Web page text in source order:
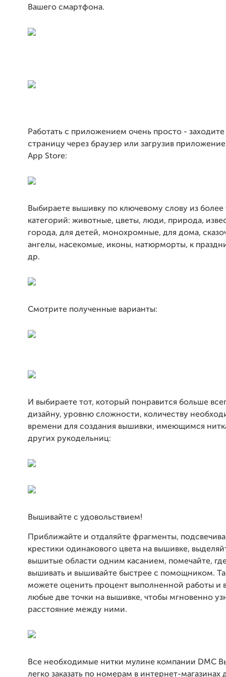
Вашего смартфона.
Работать с приложением очень просто - заходите
страницу через браузер или загрузив
App Store:
Выбираете вышивку по ключевому слову из более
категорий: животные, цветы, люди, природа,
города, для детей, монохромные, для дома,
ангелы, насекомые, иконы, натюрморты, к
др.
Смотрите полученные варианты:
И выбираете тот, который понравится больше
дизайну, уровню сложности, количеству
времени для создания вышивки, имеющимся
других рукодельниц:
Вышивайте с удовольствием!
Приближайте и отдаляйте фрагменты,
крестики одинакового цвета на вышивке,
вышитые области одним касанием, помечайте,
вышивать и вышивайте быстрее с помощником.
можете оценить процент выполненной работы и
любые две точки на вышивке, чтобы мгновенно
расстояние между ними.
Все необходимые нитки мулине компании DMC
легко заказать по номерам в интернет-магазинах